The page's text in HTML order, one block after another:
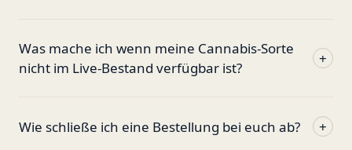
Was mache ich wenn meine Cannabis-Sorte
nicht im Live-Bestand verfügbar ist?
+
Wie schließe ich eine Bestellung bei euch ab? +